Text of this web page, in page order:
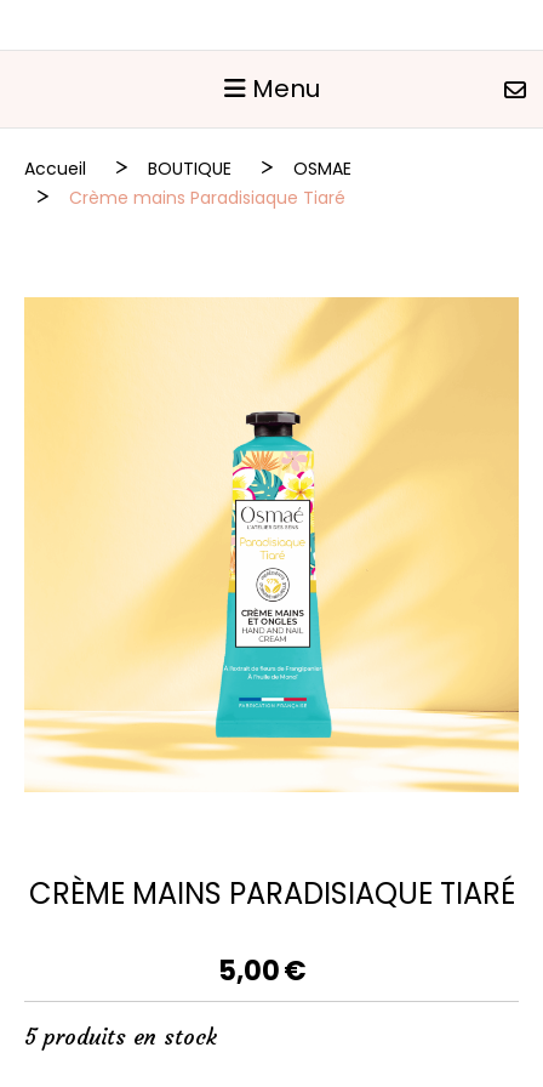
Menu
Accueil BOUTIQUE
OSMAE
Crème mains Paradisiaque Tiaré
CRÈME MAINS PARADISIAQUE TIARÉ
5,00€
5produits en stock